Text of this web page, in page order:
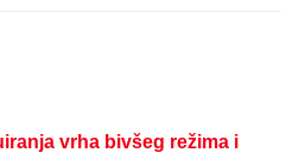
vrha bivšeg režima i